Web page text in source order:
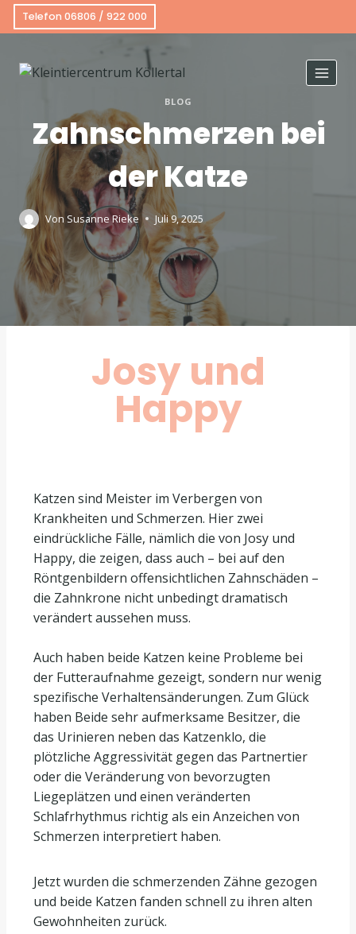
Telefon 06806 / 922 000
BLOG
Zahnschmerzen bei
der Katze
Von Susanne Rieke Juli 9, 2025
Josy und
Happy
Katzen sind Meister im Verbergen von
Krankheiten und Schmerzen. Hier zwei
eindrückliche Fälle, nämlich die von Josy und
Happy, die zeigen, dass auch – bei auf den
Röntgenbildern offensichtlichen Zahnschäden –
die Zahnkrone nicht unbedingt dramatisch
verändert aussehen muss.
Auch haben beide Katzen keine Probleme bei
der Futteraufnahme gezeigt, sondern nur wenig
spezifische Verhaltensänderungen. Zum Glück
haben Beide sehr aufmerksame Besitzer, die
das Urinieren neben das Katzenklo, die
plötzliche Aggressivität gegen das Partnertier
oder die Veränderung von bevorzugten
Liegeplätzen und einen veränderten
Schlafrhythmus richtig als ein Anzeichen von
Schmerzen interpretiert haben.
Jetzt wurden die schmerzenden Zähne gezogen
und beide Katzen fanden schnell zu ihren alten
Gewohnheiten zurück.